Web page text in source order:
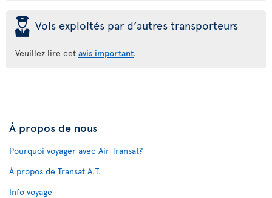
þ Vols exploités par d’autres transporteurs
Veuillez lire cet avis important.
À propos de nous
Pourquoi voyager avec Air Transat?
À propos de Transat A.T.
Info voyage